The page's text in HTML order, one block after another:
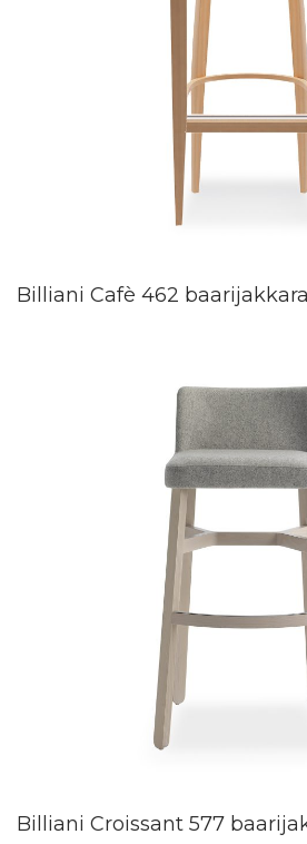
Billiani Cafè 462 baarijakkara
Billiani Croissant 577